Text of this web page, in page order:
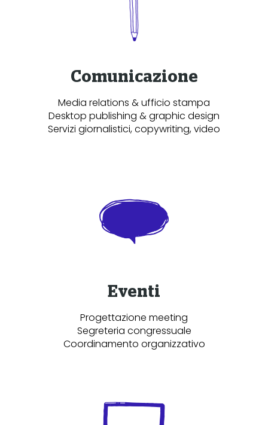
Comunicazione
Media relations & ufficio stampa
Desktop publishing & graphic design
Servizi giornalistici, copywriting, video
Eventi
Progettazione meeting
Segreteria congressuale
Coordinamento organizzativo